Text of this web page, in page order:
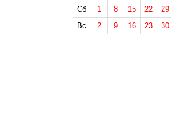
Сб
1 8 15 22
29
Вс
2 9 16 23 30